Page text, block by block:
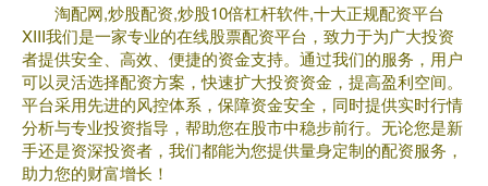
淘配网,炒股配资,炒股10倍杠杆软件,十大正规配资平台
XIII‌我们是一家专业的在线股票配资平台，致力于为广大投资
者提供安全、高效、便捷的资金支持。通过我们的服务，用户
可以灵活选择配资方案，快速扩大投资资金，提高盈利空间。
平台采用先进的风控体系，保障资金安全，同时提供实时行情
分析与专业投资指导，帮助您在股市中稳步前行。无论您是新
手还是资深投资者，我们都能为您提供量身定制的配资服务，
助力您的财富增长！